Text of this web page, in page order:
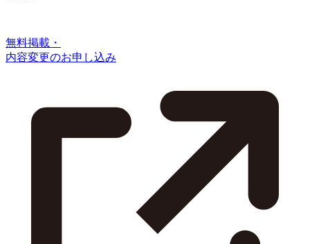
無料掲載・
内容変更のお申し込み